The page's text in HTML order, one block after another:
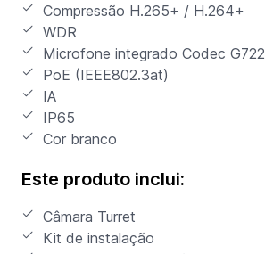
Compressão H.265+ / H.264+
WDR
Microfone integrado Codec G722
PoE (IEEE802.3at)
IA
IP65
Cor branco
Este produto inclui:
Câmara Turret
Kit de instalação